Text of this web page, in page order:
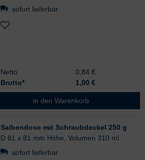
sofort lieferbar
Netto
0,84 €
Brutto*
1,00 €
Salbendose mit Schraubdeckel
in den Warenkorb
Salbendose mit Schraubdeckel 250 g
D 81 x 81 mm Höhe, Volumen 310 ml
sofort lieferbar